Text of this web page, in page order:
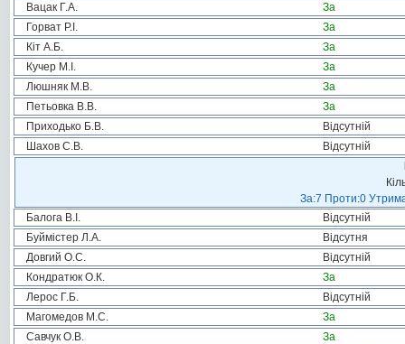
Вацак Г.А.
За
Горват Р.І.
За
Кіт А.Б.
За
Кучер М.І.
За
Люшняк М.В.
За
Петьовка В.В.
За
Приходько Б.В.
Відсутній
Шахов С.В.
Відсутній
За:7 Проти:0
Балога В.І.
Відсутній
Буймістер Л.А.
Відсутня
Довгий О.С.
Відсутній
Кондратюк О.К.
За
Лерос Г.Б.
Відсутній
Магомедов М.С.
За
Савчук О.В.
За